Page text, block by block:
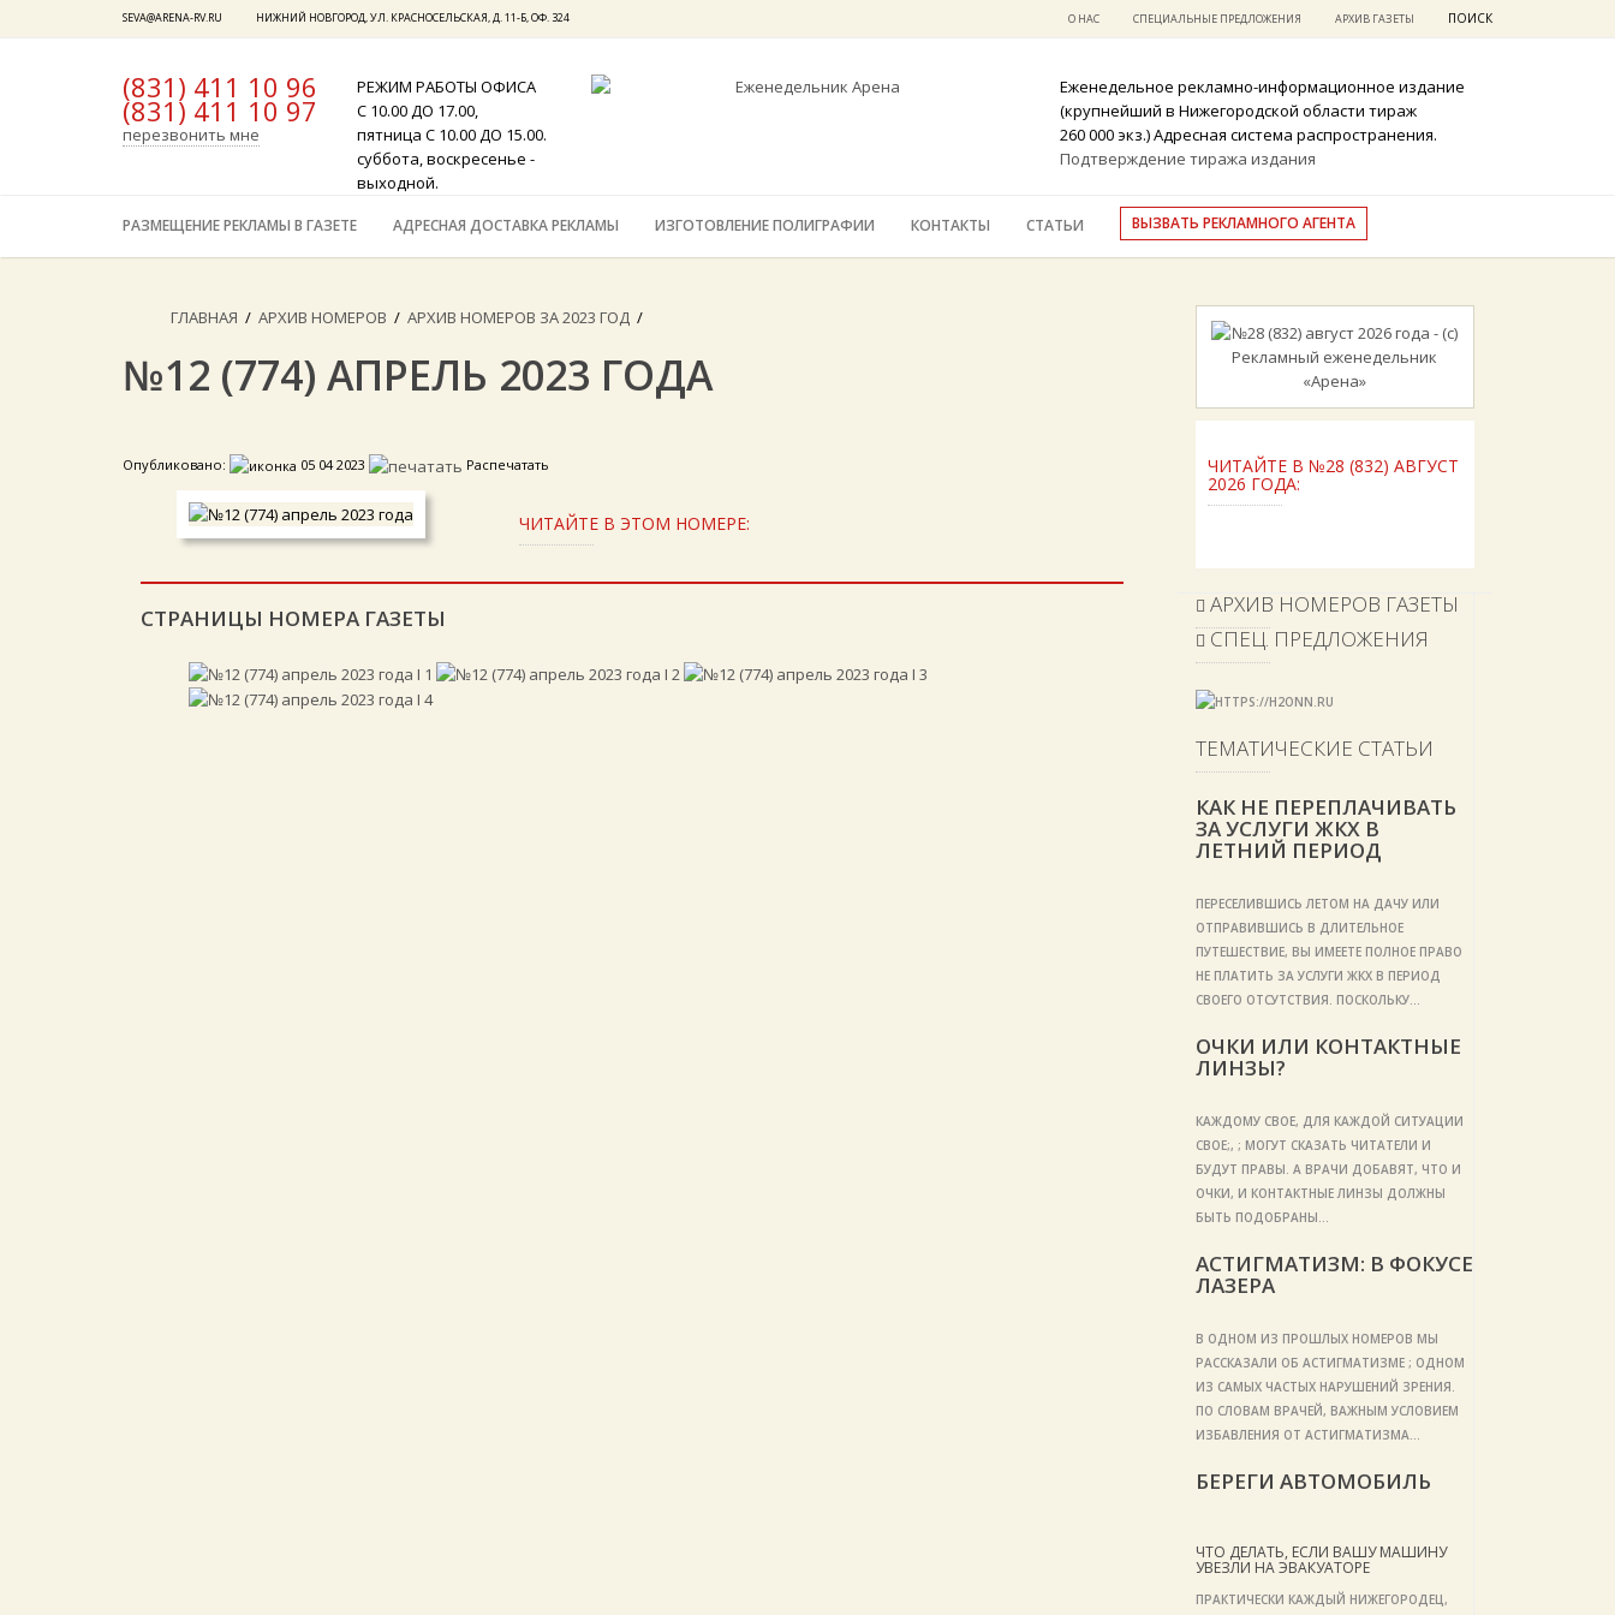
SEVA@ARENA-RV.RU НИЖНИЙ НОВГОРОД, УЛ. КРАСНОСЕЛЬСКАЯ, Д. 11-Б, ОФ. 324 О НАС СПЕЦИАЛЬНЫЕ ПРЕДЛОЖЕНИЯ АРХИВ ГАЗЕТЫ ПОИСК
(831) 411 10 96
(831) 411 10 97
перезвонить мне
РЕЖИМ РАБОТЫ ОФИСА
С 10.00 ДО 17.00,
пятница С 10.00 ДО 15.00.
суббота, воскресенье -
выходной.
Еженедельное рекламно-информационное издание
(крупнейший в Нижегородской области тираж
260 000 экз.) Адресная система распространения.
Подтверждение тиража издания
РАЗМЕЩЕНИЕ РЕКЛАМЫ В ГАЗЕТЕ АДРЕСНАЯ ДОСТАВКА РЕКЛАМЫ ИЗГОТОВЛЕНИЕ ПОЛИГРАФИИ КОНТАКТЫ СТАТЬИ ВЫЗВАТЬ РЕКЛАМНОГО АГЕНТА
ГЛАВНАЯ / АРХИВ НОМЕРОВ / АРХИВ НОМЕРОВ ЗА 2023 ГОД /
№12 (774) АПРЕЛЬ 2023 ГОДА
Опубликовано: 05 04 2023 Распечатать
ЧИТАЙТЕ В ЭТОМ НОМЕРЕ:
СТРАНИЦЫ НОМЕРА ГАЗЕТЫ
ЧИТАЙТЕ В №28 (832) АВГУСТ
2026 ГОДА:
АРХИВ НОМЕРОВ ГАЗЕТЫ
СПЕЦ. ПРЕДЛОЖЕНИЯ
ТЕМАТИЧЕСКИЕ СТАТЬИ
КАК НЕ ПЕРЕПЛАЧИВАТЬ
ЗА УСЛУГИ ЖКХ В
ЛЕТНИЙ ПЕРИОД
ПЕРЕСЕЛИВШИСЬ ЛЕТОМ НА ДАЧУ ИЛИ
ОТПРАВИВШИСЬ В ДЛИТЕЛЬНОЕ
ПУТЕШЕСТВИЕ, ВЫ ИМЕЕТЕ ПОЛНОЕ ПРАВО
НЕ ПЛАТИТЬ ЗА УСЛУГИ ЖКХ В ПЕРИОД
СВОЕГО ОТСУТСТВИЯ. ПОСКОЛЬКУ…
ОЧКИ ИЛИ КОНТАКТНЫЕ
ЛИНЗЫ?
КАЖДОМУ СВОЕ, ДЛЯ КАЖДОЙ СИТУАЦИИ
СВОЕ;, ; МОГУТ СКАЗАТЬ ЧИТАТЕЛИ И
БУДУТ ПРАВЫ. А ВРАЧИ ДОБАВЯТ, ЧТО И
ОЧКИ, И КОНТАКТНЫЕ ЛИНЗЫ ДОЛЖНЫ
БЫТЬ ПОДОБРАНЫ…
АСТИГМАТИЗМ: В ФОКУСЕ
ЛАЗЕРА
В ОДНОМ ИЗ ПРОШЛЫХ НОМЕРОВ МЫ
РАССКАЗАЛИ ОБ АСТИГМАТИЗМЕ ; ОДНОМ
ИЗ САМЫХ ЧАСТЫХ НАРУШЕНИЙ ЗРЕНИЯ.
ПО СЛОВАМ ВРАЧЕЙ, ВАЖНЫМ УСЛОВИЕМ
ИЗБАВЛЕНИЯ ОТ АСТИГМАТИЗМА…
БЕРЕГИ АВТОМОБИЛЬ
ЧТО ДЕЛАТЬ, ЕСЛИ ВАШУ МАШИНУ
УВЕЗЛИ НА ЭВАКУАТОРЕ
ПРАКТИЧЕСКИ КАЖДЫЙ НИЖЕГОРОДЕЦ,